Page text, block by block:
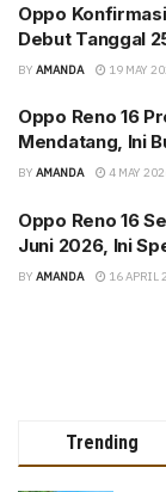
Oppo
Debut Tanggal
BY AMANDA 19 MAY
Oppo Reno 16
Mendatang, Ini
BY AMANDA 4 MAY
Oppo Reno 16
Juni 2026, Ini
BY AMANDA 16 APRIL
Trending